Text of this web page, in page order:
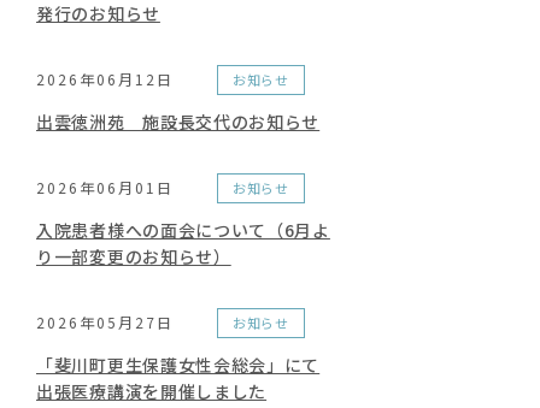
発行のお知らせ
お知らせ
2026年06月12日
出雲徳洲苑 施設長交代のお知らせ
お知らせ
2026年06月01日
入院患者様への面会について（6月よ
り一部変更のお知らせ）
お知らせ
2026年05月27日
「斐川町更生保護女性会総会」にて
出張医療講演を開催しました